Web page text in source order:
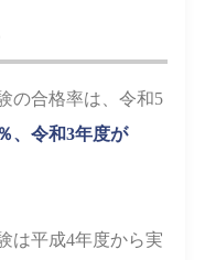
の合格率は、令和5
、令和3年度が
は平成4年度から実